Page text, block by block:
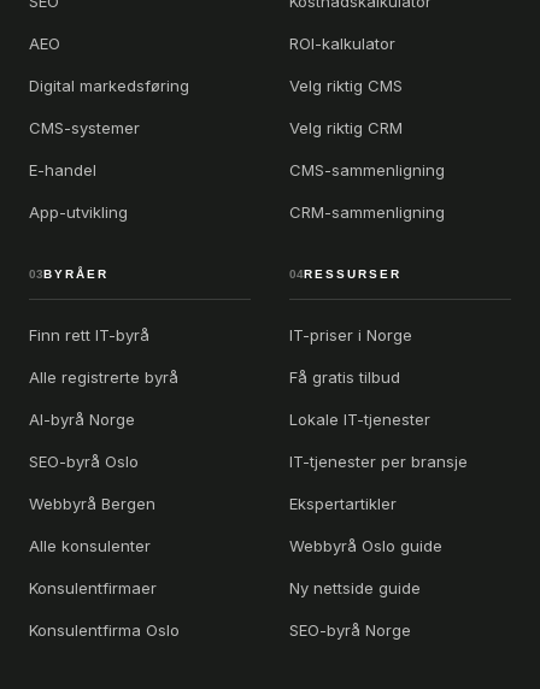
AEO
Digital markedsføring
CMS-systemer
E-handel
App-utvikling
ROI-kalkulator
Velg riktig CMS
Velg riktig CRM
CMS-sammenligning
CRM-sammenligning
03 BYRÅER
Finn rett IT-byrå
Alle registrerte byrå
AI-byrå Norge
SEO-byrå Oslo
Webbyrå Bergen
Alle konsulenter
Konsulentfirmaer
Konsulentfirma Oslo
04RESSURSER
IT-priser i Norge
Få gratis tilbud
Lokale IT-tjenester
IT-tjenester per bransje
Ekspertartikler
Webbyrå Oslo guide
Ny nettside guide
SEO-byrå Norge